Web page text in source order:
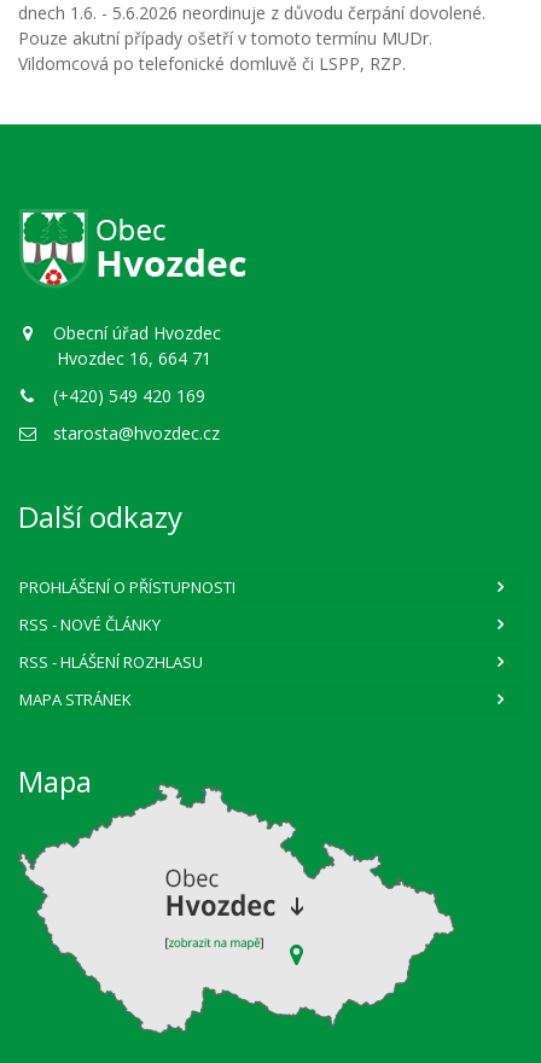
dnech 1.6. - 5.6.2026 neordinuje z důvodu čerpání dovolené.
Pouze akutní případy ošetří v tomoto termínu MUDr.
Vildomcová po telefonické domluvě či LSPP, RZP.
Obecní úřad Hvozdec
Hvozdec 16, 664 71
(+420) 549 420 169
starosta@hvozdec.cz
Další odkazy
PROHLÁŠENÍ O PŘÍSTUPNOSTI
RSS - NOVÉ ČLÁNKY
RSS - HLÁŠENÍ ROZHLASU
MAPA STRÁNEK
Mapa